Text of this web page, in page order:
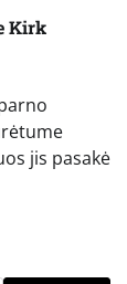
Kirk
jis pasakė